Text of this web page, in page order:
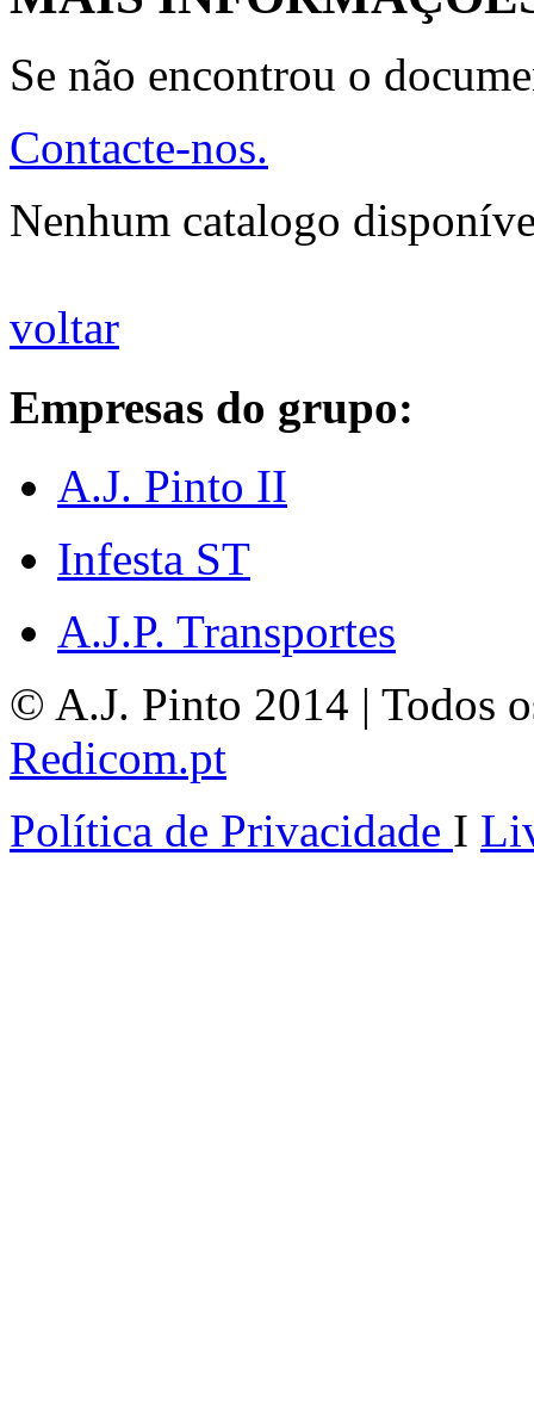
Se não encontrou o
Contacte-nos.
Nenhum catalogo
voltar
Empresas do grupo:
A.J. Pinto II
Infesta ST
A.J.P. Transportes
© A.J. Pinto 2014 | Todos
Redicom.pt
Política de Privacidade I